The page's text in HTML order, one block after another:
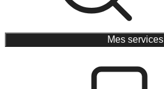
Mes services